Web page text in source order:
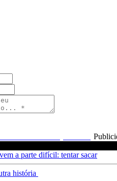
a parte difícil: tentar sacar
história